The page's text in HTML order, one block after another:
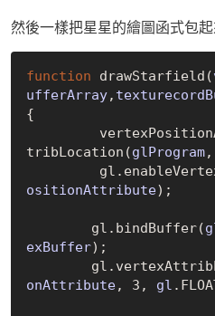
然後一樣把星星的繪圖函式包
function drawStarfield(
ufferArray,
{
tribLocation(glProgram,
	 gl.enable
ositionAttribute) ;
	gl.bind
Buffer(
exBuffer) ;
	gl.vertex
onAttribute, 3, gl